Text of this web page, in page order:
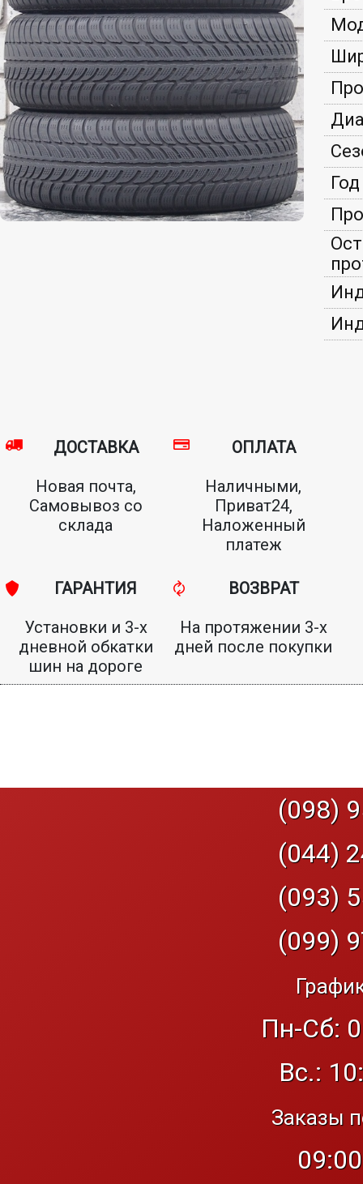
ДОСТАВКА
Новая почта,
Самовывоз со
склада
ОПЛАТА
Наличными,
Приват24,
Наложенный
платеж
ГАРАНТИЯ
Установки и 3-х
дневной обкатки
шин на дороге
ВОЗВРАТ
На протяжении 3-х
дней после покупки
(098)
(044)
(093)
(099)
Пн-Сб:
Вс.:
Заказы